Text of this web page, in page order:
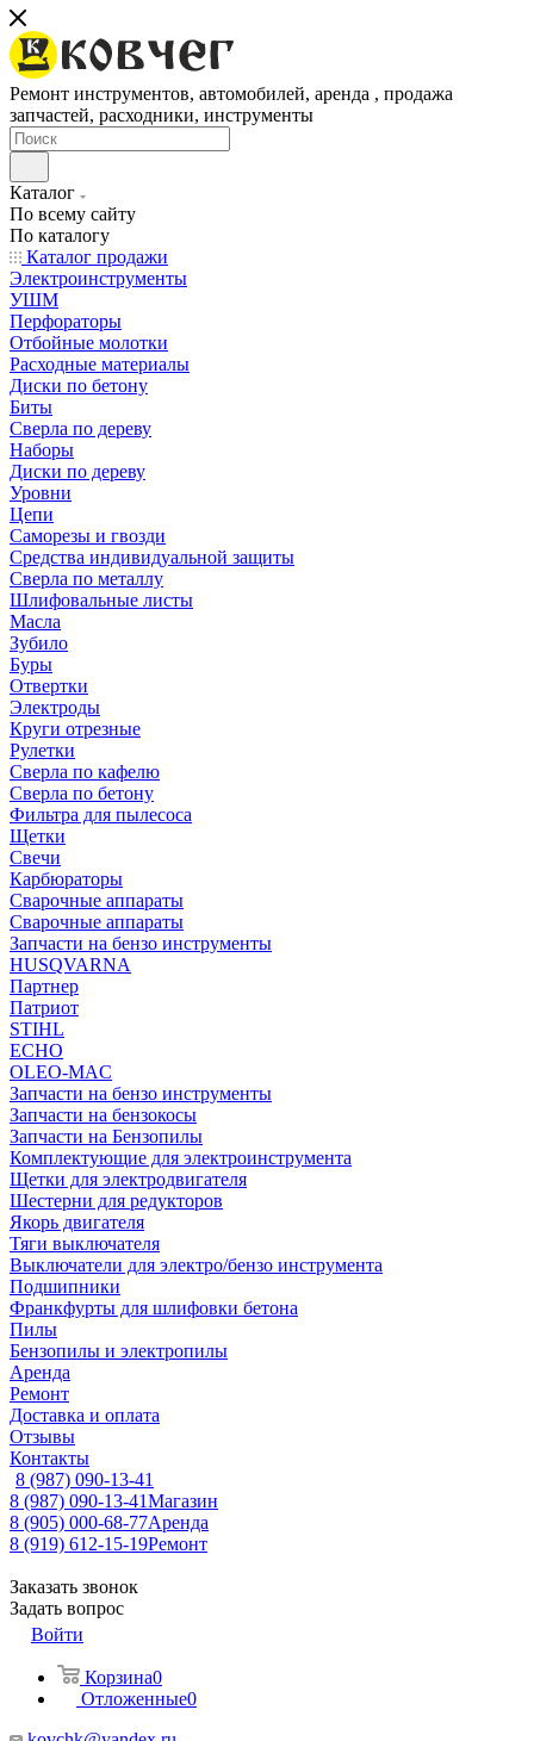
Ремонт инструментов, автомобилей, аренда , продажа
запчастей, расходники, инструменты
Каталог
По всему сайту
По каталогу
Каталог продажи
Электроинструменты
УШМ
Перфораторы
Отбойные молотки
Расходные материалы
Диски по бетону
Биты
Сверла по дереву
Наборы
Диски по дереву
Уровни
Цепи
Саморезы и гвозди
Средства индивидуальной защиты
Сверла по металлу
Шлифовальные листы
Масла
Зубило
Буры
Отвертки
Электроды
Круги отрезные
Рулетки
Сверла по кафелю
Сверла по бетону
Фильтра для пылесоса
Щетки
Свечи
Карбюраторы
Сварочные аппараты
Сварочные аппараты
Запчасти на бензо инструменты
HUSQVARNA
Партнер
Патриот
STIHL
ECHO
OLEO-MAC
Запчасти на бензо инструменты
Запчасти на бензокосы
Запчасти на Бензопилы
Комплектующие для электроинструмента
Щетки для электродвигателя
Шестерни для редукторов
Якорь двигателя
Тяги выключателя
Выключатели для электро/бензо инструмента
Подшипники
Франкфурты для шлифовки бетона
Пилы
Бензопилы и электропилы
Аренда
Ремонт
Доставка и оплата
Отзывы
Контакты
8 (987) 090-13-41
8 (987) 090-13-41Магазин
8 (905) 000-68-77Аренда
8 (919) 612-15-19Ремонт
Заказать звонок
Задать вопрос
Войти
Корзина0
Отложенные0